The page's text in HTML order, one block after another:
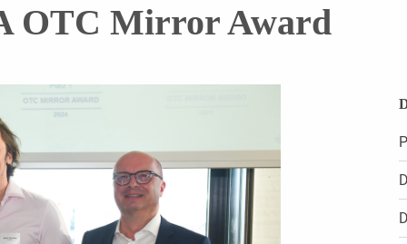
OTC Mirror Award